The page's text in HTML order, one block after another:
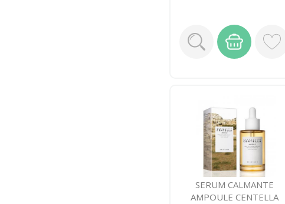
SERUM CALMANTE
AMPOULE CENTELLA